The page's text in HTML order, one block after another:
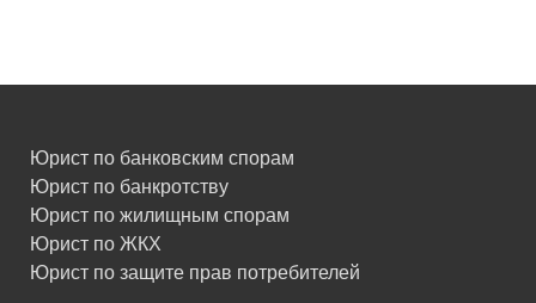
Юрист по банковским спорам
Юрист по банкротству
Юрист по жилищным спорам
Юрист по ЖКХ
Юрист по защите прав потребителей